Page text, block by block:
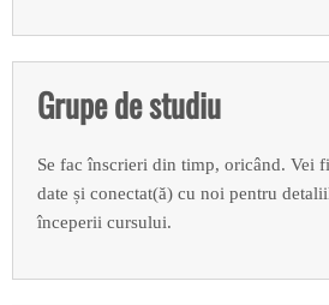
Grupe de studiu
Se fac înscrieri din timp, oricând. Vei
date și conectat(ă) cu noi pentru
începerii cursului.